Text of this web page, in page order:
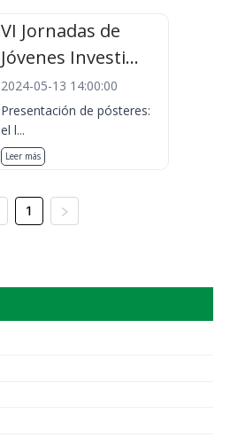
VI Jornadas de
Jóvenes Investi...
2024-05-13 14:00:00
Presentación de pósteres:
el l...
Leer más
1